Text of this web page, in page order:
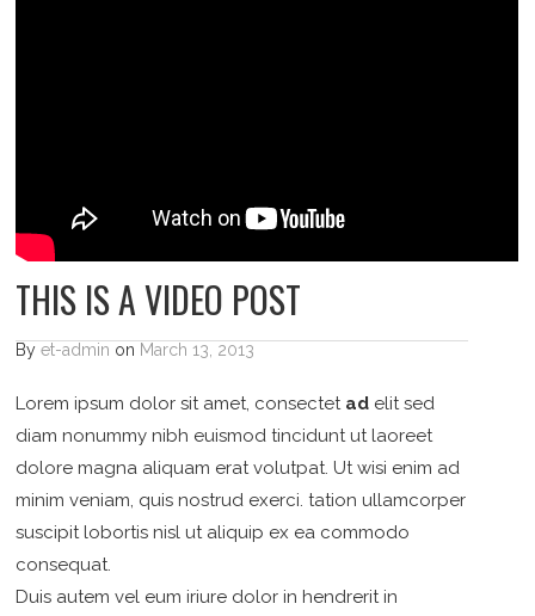
THIS IS A VIDEO POST
Byet-admin on March 13, 2013
Lorem ipsum dolor sit amet, consectet ad elit sed
diam nonummy nibh euismod tincidunt ut laoreet
dolore magna aliquam erat volutpat. Ut wisi enim ad
minim veniam, quis nostrud exerci. tation ullamcorper
suscipit lobortis nisl ut aliquip ex ea commodo
consequat.
Duis autem vel eum iriure dolor in hendrerit in